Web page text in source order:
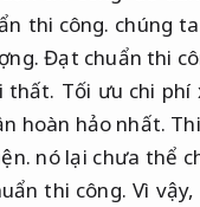
thi công. chúng
Đạt chuẩn thi
thất. Tối ưu chi phí
hoàn hảo nhất.
nó lại chưa thể
thi công. Vì vậy,